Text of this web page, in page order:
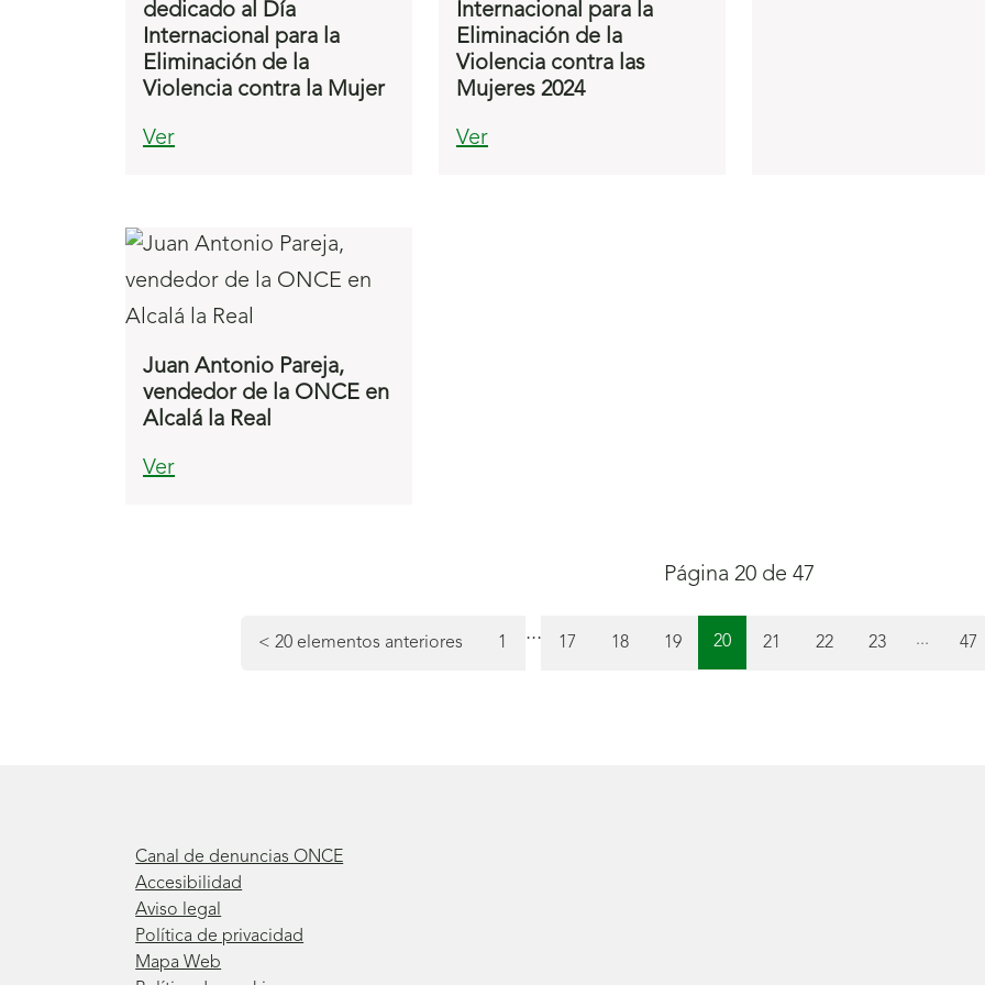
dedicado al Día
Internacional para la
Eliminación de la
Violencia contra la Mujer
Ver
Internacional para la
Eliminación de la
Violencia contra las
Mujeres 2024
Ver
Juan Antonio Pareja,
vendedor de la ONCE en
Alcalá la Real
Ver
Página 20 de 47
< 20 elementos anteriores 1 ... Página
17 Página
18 Página
19 Página
20 Página
21 Página
22 Página
23 ... 47
Canal de denuncias ONCE
Accesibilidad
Aviso legal
Política de privacidad
Mapa Web